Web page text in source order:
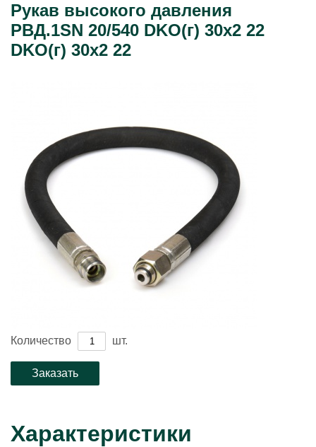
Рукав высокого давления
РВД.1SN 20/540 DKO(г) 30х2 22
DKO(г) 30х2 22
Количество шт.
Характеристики